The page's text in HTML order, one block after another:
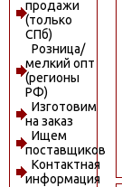
продажи
(только
СПб)
Розница/
мелкий опт
(регионы
РФ)
Изготовим
на заказ
Ищем
поставщиков
Контактная
информация